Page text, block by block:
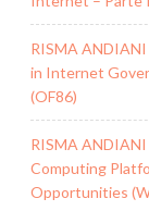
RISMA ANDIANI
in Internet
(OF86)
RISMA ANDIANI
Computing
Opportunities